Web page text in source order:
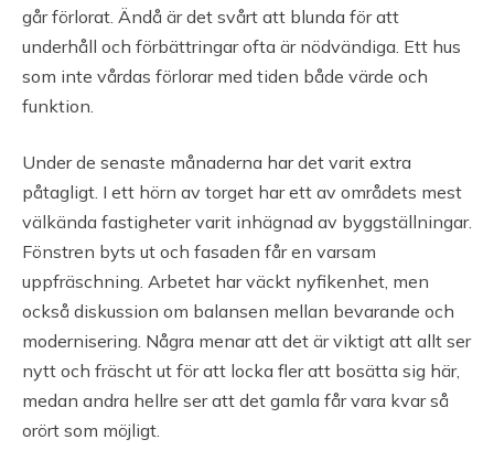
går förlorat. Ändå är det svårt att blunda för att
underhåll och förbättringar ofta är nödvändiga. Ett hus
som inte vårdas förlorar med tiden både värde och
funktion.
Under de senaste månaderna har det varit extra
påtagligt. I ett hörn av torget har ett av områdets mest
välkända fastigheter varit inhägnad av byggställningar.
Fönstren byts ut och fasaden får en varsam
uppfräschning. Arbetet har väckt nyfikenhet, men
också diskussion om balansen mellan bevarande och
modernisering. Några menar att det är viktigt att allt ser
nytt och fräscht ut för att locka fler att bosätta sig här,
medan andra hellre ser att det gamla får vara kvar så
orört som möjligt.